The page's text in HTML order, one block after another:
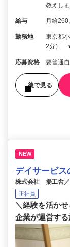
教えし
給与 月給
勤務地
東京都
2分） ★
応募資格 要普通
後で見る
NEW
デイサービス
株式会社 揚工舎
正社員
＼経験を活か
企業が運営す